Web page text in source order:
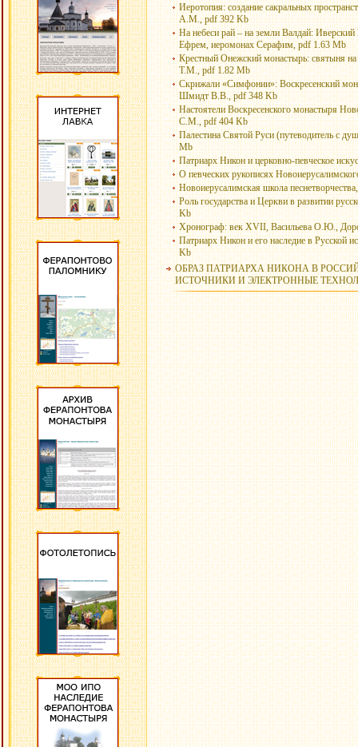
Иеротопия: создание сакральных
А.М., pdf 392 Kb
На небеси рай – на земли Валдай:
Ефрем, иеромонах Серафим, pdf 1.63 Mb
Крестный Онежский монастырь: святыня
Т.М., pdf 1.82 Mb
Скрижали «Симфонии»: Воскресенский
Шмидт В.В., pdf 348 Kb
Настоятели Воскресенского монастыря
С.М., pdf 404 Kb
Палестина Святой Руси (путеводитель с
Mb
Патриарх Никон и церковно-певческое
О певческих рукописях
Новоиерусалимская школа
Роль государства и Церкви в развитии
Kb
Хронограф: век XVII, Васильева О.Ю.,
Патриарх Никон и его наследие в Русской
Kb
ОБРАЗ ПАТРИАРХА НИКОНА В
ИСТОЧНИКИ И ЭЛЕКТРОННЫЕ